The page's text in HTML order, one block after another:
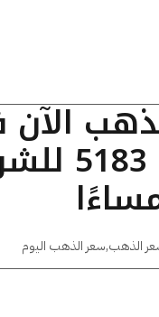
عيار 24
الذهب,سعر الذهب اليوم